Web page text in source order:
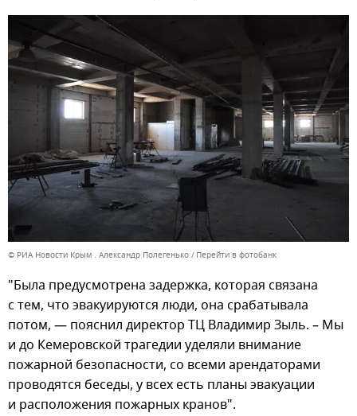
© РИА Новости Крым . Александр Полегенько Перейти в фотобанк
"Была предусмотрена задержка, которая связана
с тем, что эвакуируются люди, она срабатывала
потом, — пояснил директор ТЦ Владимир Зыль. – Мы
и до Кемеровской трагедии уделяли внимание
пожарной безопасности, со всеми арендаторами
проводятся беседы, у всех есть планы эвакуации
и расположения пожарных кранов".